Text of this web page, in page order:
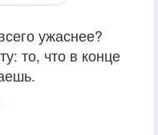
ужаснее?
то, что в конце